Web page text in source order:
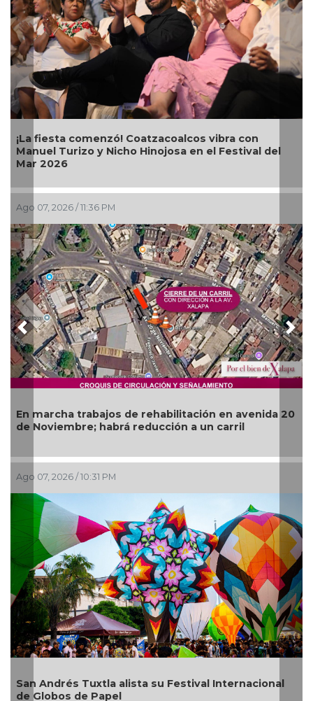
comenzó! Coatzacoalcos vibra con
y Nicho Hinojosa en el Festival del
/ 11:36 PM
trabajos de rehabilitación en avenida 20
habrá reducción a un carril
/ 10:31 PM
Tuxtla alista su Festival Internacional
de Papel
Alcalde
Más de
operativos
¿Con o sin
Previous